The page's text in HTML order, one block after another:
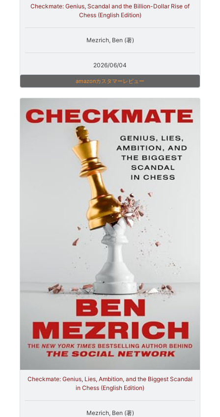
Checkmate: Genius, Scandal and the Billion-Dollar Rise of
Chess (English Edition)
Mezrich, Ben (著)
2026/06/04
amazonカスタマーレビュー
Checkmate: Genius, Lies, Ambition, and the Biggest Scandal
in Chess (English Edition)
Mezrich, Ben (著)